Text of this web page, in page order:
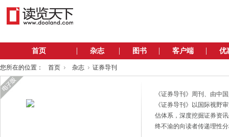
首页 杂志 图书 客户端 优
您所在的位置： 首页 杂志 证券导刊
《证券导刊》周刊、由中
《证券导刊》以国际视野
估体系，深度挖掘证券资
终不渝的向读者传递理性